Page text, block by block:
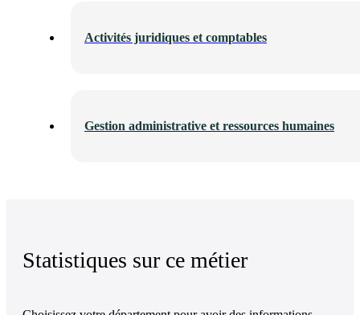
Activités juridiques et comptables
Gestion administrative et ressources humaines
Statistiques sur ce métier